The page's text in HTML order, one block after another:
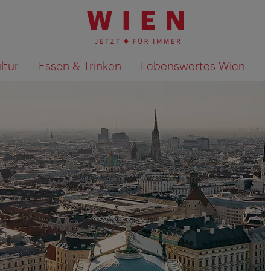
Essen & Trinken Lebenswertes Wien